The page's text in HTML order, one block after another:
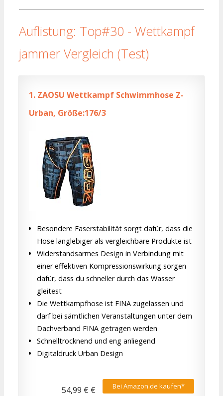
Auflistung: Top#30 - Wettkampf
jammer Vergleich (Test)
1. ZAOSU Wettkampf Schwimmhose Z-
Urban, Größe:176/3
Besondere Faserstabilität sorgt dafür, dass die
Hose langlebiger als vergleichbare Produkte ist
Widerstandsarmes Design in Verbindung mit
einer effektiven Kompressionswirkung sorgen
dafür, dass du schneller durch das Wasser
gleitest
Die Wettkampfhose ist FINA zugelassen und
darf bei sämtlichen Veranstaltungen unter dem
Dachverband FINA getragen werden
Schnelltrocknend und eng anliegend
Digitaldruck Urban Design
Bei Amazon.de kaufen*
54,99 € €